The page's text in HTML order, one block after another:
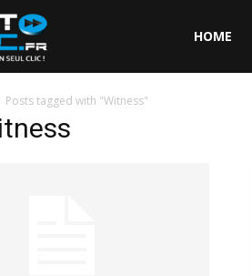
HOME
Posts tagged with "Witness"